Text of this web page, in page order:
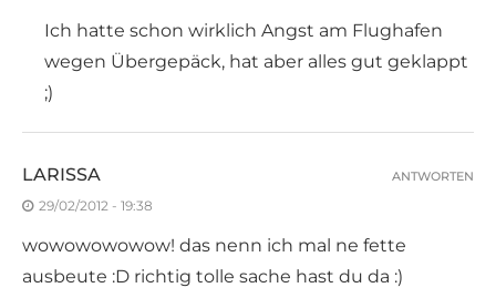
Ich hatte schon wirklich Angst am Flughafen
wegen Übergepäck, hat aber alles gut geklappt
;)
LARISSA
29/02/2012 - 19:38
wowowowowow! das nenn ich mal ne fette
ausbeute :D richtig tolle sache hast du da :)
ANTWORTEN